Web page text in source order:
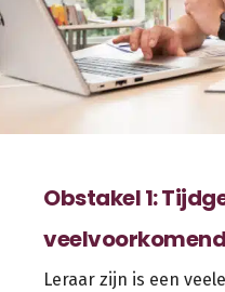
Obstakel 1:
Leraar zijn is een